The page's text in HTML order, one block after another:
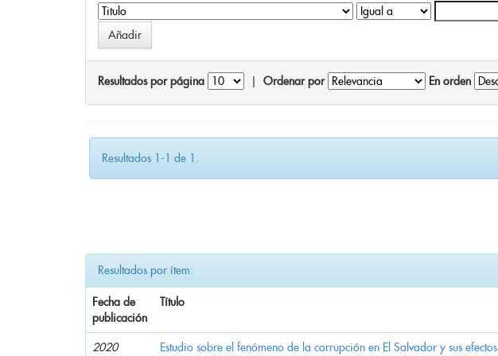
Resultados por página Ordenar por En orden
Resultados 1-1 de 1.
Resultados por ítem:
Fecha de
publicación
Título
2020 Estudio sobre el fenómeno de la corrupción en El Salvador y sus efectos